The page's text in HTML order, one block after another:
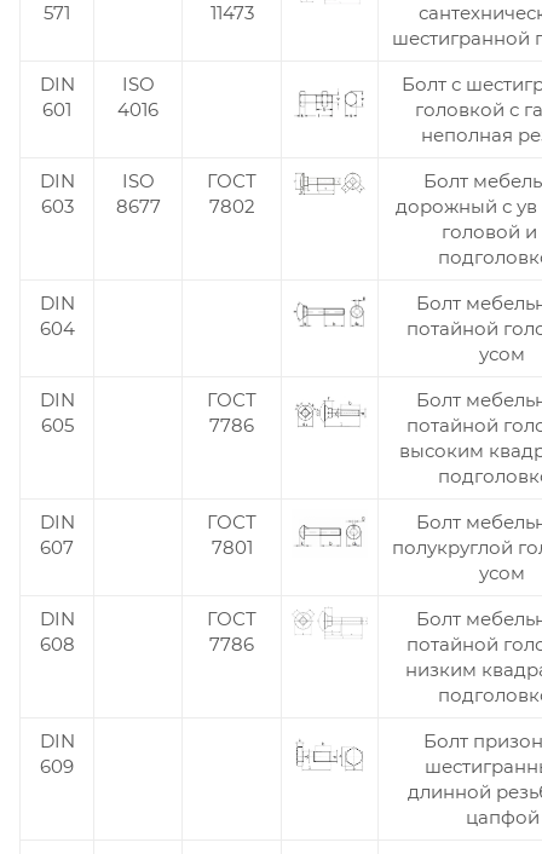
571
11473
шестигранной
DIN
601
ISO
4016
Болт с
головкой с
неполная
DIN
603
ISO
8677
ГОСТ
7802
Болт
дорожный с ув
головой и
DIN
604
Болт
потайной
усом
DIN
605
ГОСТ
7786
Болт
потайной
высоким
DIN
607
ГОСТ
7801
Болт
полукруглой
усом
DIN
608
ГОСТ
7786
Болт
потайной
низким
DIN
609
Болт
длинной
цапфой